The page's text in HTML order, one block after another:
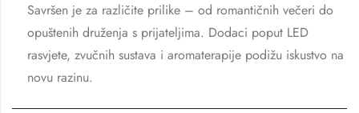
Savršen je za različite prilike – od romantičnih večeri do
opuštenih druženja s prijateljima. Dodaci poput LED
rasvjete, zvučnih sustava i aromaterapije podižu iskustvo na
novu razinu.